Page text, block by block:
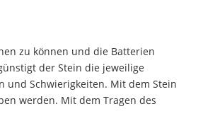
zu können und die Batterien
der Stein die jeweilige
und Schwierigkeiten. Mit dem Stein
werden. Mit dem Tragen des